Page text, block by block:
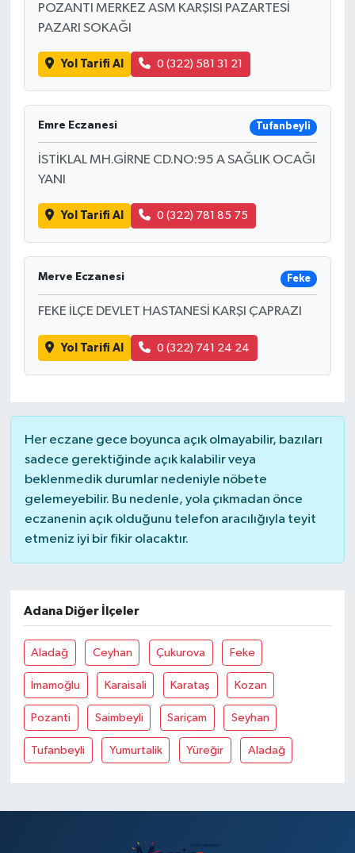
POZANTI MERKEZ ASM KARŞISI PAZARTESİ
PAZARI SOKAĞI
Yol Tarifi Al 0 (322) 581 31 21
Emre Eczanesi Tufanbeyli
İSTİKLAL MH.GİRNE CD.NO:95 A SAĞLIK OCAĞI
YANI
Yol Tarifi Al 0 (322) 781 85 75
Merve Eczanesi Feke
FEKE İLÇE DEVLET HASTANESİ KARŞI ÇAPRAZI
Yol Tarifi Al 0 (322) 741 24 24
Her eczane gece boyunca açık olmayabilir, bazıları
sadece gerektiğinde açık kalabilir veya
beklenmedik durumlar nedeniyle nöbete
gelemeyebilir. Bu nedenle, yola çıkmadan önce
eczanenin açık olduğunu telefon aracılığıyla teyit
etmeniz iyi bir fikir olacaktır.
Adana Diğer İlçeler
Aladağ Ceyhan Çukurova Feke
İmamoğlu Karaisali Karataş Kozan
Pozanti Saimbeyli Sariçam Seyhan
Tufanbeyli Yumurtalik Yüreğir Aladağ